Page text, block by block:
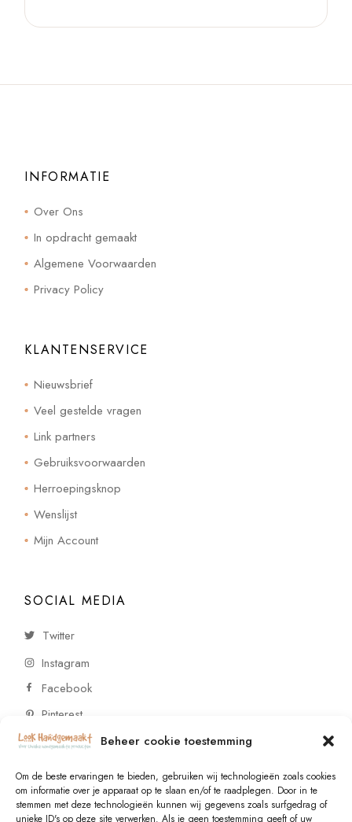
Beheer cookie toestemming
Om de beste ervaringen te bieden, gebruiken wij technologieën zoals cookies
om informatie over je apparaat op te slaan en/of te raadplegen. Door in te
stemmen met deze technologieën kunnen wij gegevens zoals surfgedrag of
unieke ID's op deze site verwerken. Als je geen toestemming geeft of uw
INFORMATIE
Over Ons
In opdracht gemaakt
Algemene Voorwaarden
Privacy Policy
KLANTENSERVICE
Nieuwsbrief
Veel gestelde vragen
Link partners
Gebruiksvoorwaarden
Herroepingsknop
Wenslijst
Mijn Account
SOCIAL MEDIA
Twitter
Instagram
Facebook
Pinterest
CONTACT
Vragen of wensen? Neem contact op!